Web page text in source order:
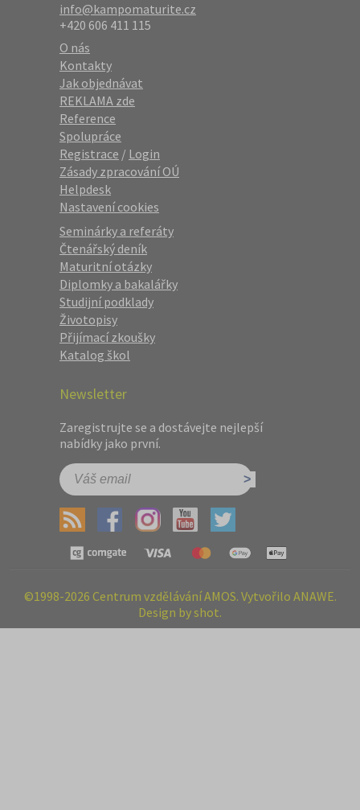
info@kampomaturite.cz
+420 606 411 115
O nás
Kontakty
Jak objednávat
REKLAMA zde
Reference
Spolupráce
Registrace / Login
Zásady zpracování OÚ
Helpdesk
Nastavení cookies
Seminárky a referáty
Čtenářský deník
Maturitní otázky
Diplomky a bakalářky
Studijní podklady
Životopisy
Přijímací zkoušky
Katalog škol
Newsletter
Zaregistrujte se a dostávejte nejlepší
nabídky jako první.
©1998-2026 Centrum vzdělávání AMOS. Vytvořilo ANAWE.
Design by shot.